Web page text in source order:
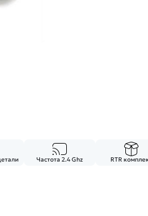
Частота 2.4 Ghz RTR